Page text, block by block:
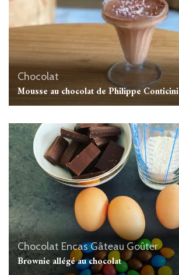
Chocolat
Mousse au chocolat de Philippe Conticini
Chocolat EncasGâteau Goûter
Brownie allégé au chocolat